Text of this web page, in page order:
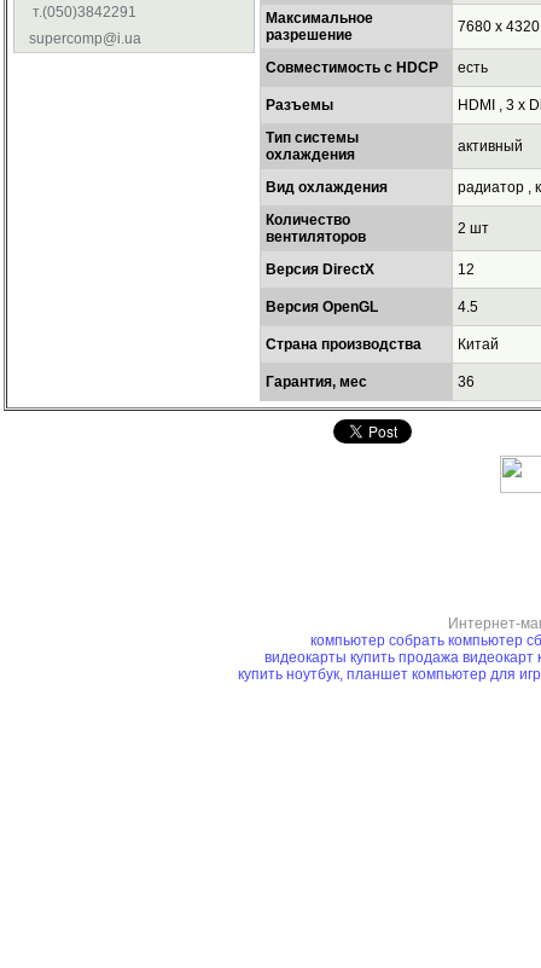
т.(050)3842291
supercomp@i.ua
Максимальное
разрешение
7680 x 4320
Совместимость с HDCP есть
Разъемы
HDMI , 3 x
Тип системы
охлаждения
активный
Вид охлаждения
радиатор ,
Количество
вентиляторов
2 шт
Версия DirectX 12
Версия OpenGL 4.5
Страна производства Китай
Гарантия, мес 36
Интернет-
компьютер собрать компьютер
видеокарты купить продажа видеокарт
купить ноутбук, планшет компьютер для